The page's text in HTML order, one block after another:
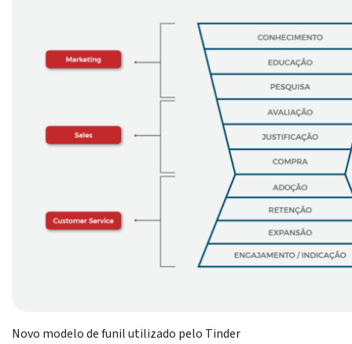
Novo modelo de funil utilizado pelo Tinder